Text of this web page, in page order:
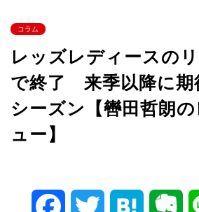
コラム
レッズレディースの
で終了 来季以降に期
シーズン【轡田哲朗
ュー】